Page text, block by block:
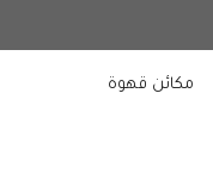
مكائن قهوة